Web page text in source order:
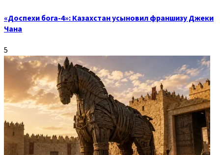
«Доспехи бога-4»: Казахстан усыновил франшизу Джеки
Чана
5